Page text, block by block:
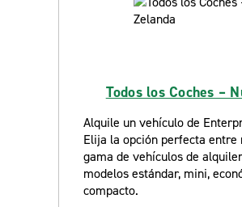
Todos los Coches –
Alquile un vehículo de
Elija la opción perfecta entre
gama de vehículos de
modelos estándar, mini,
compacto.